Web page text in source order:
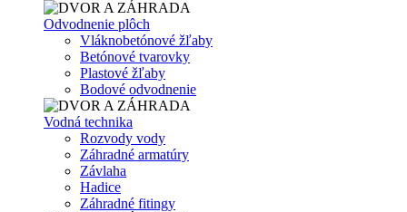
Odvodnenie plôch
Vláknobetónové žľaby
Betónové tvarovky
Plastové žľaby
Bodové odvodnenie
Vodná technika
Rozvody vody
Záhradné armatúry
Závlaha
Hadice
Záhradné fitingy